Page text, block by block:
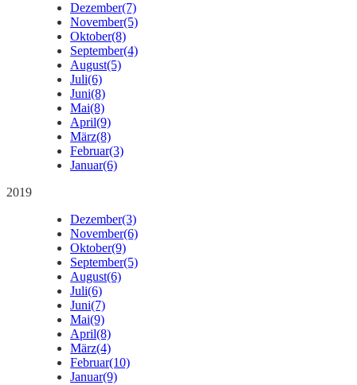
Dezember(7)
November(5)
Oktober(8)
September(4)
August(5)
Juli(6)
Juni(8)
Mai(8)
April(9)
März(8)
Februar(3)
Januar(6)
2019
Dezember(3)
November(6)
Oktober(9)
September(5)
August(6)
Juli(6)
Juni(7)
Mai(9)
April(8)
März(4)
Februar(10)
Januar(9)